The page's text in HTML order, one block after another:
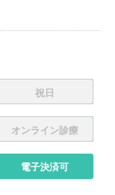
祝日
オンライン診療
電子決済可